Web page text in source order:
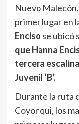
Nuevo
primer lugar en
Enciso se ubicó
que Hanna
tercera
Juvenil ‘B’.
Durante la ruta
Coyonqui, los